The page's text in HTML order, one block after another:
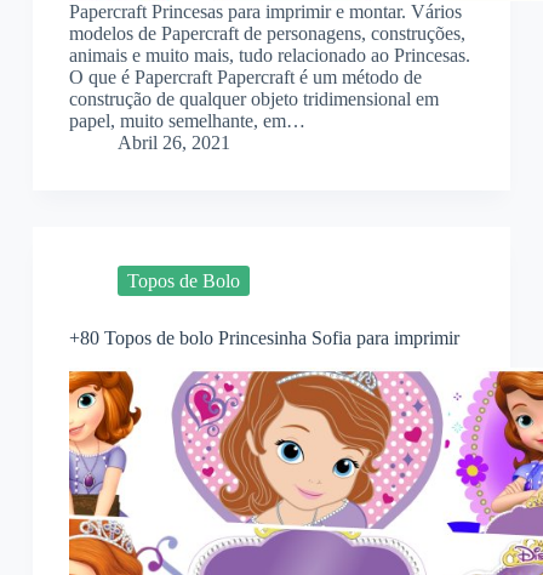
Papercraft Princesas para imprimir e montar. Vários
modelos de Papercraft de personagens, construções,
animais e muito mais, tudo relacionado ao Princesas.
O que é Papercraft Papercraft é um método de
construção de qualquer objeto tridimensional em
papel, muito semelhante, em…
Abril 26, 2021
Topos de Bolo
+80 Topos de bolo Princesinha Sofia para imprimir